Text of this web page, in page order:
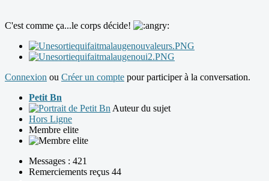
C'est comme ça...le corps décide!
Connexion ou Créer un compte pour participer à la conversation.
Petit Bn
Auteur du sujet
Hors Ligne
Membre elite
Messages : 421
Remerciements reçus 44